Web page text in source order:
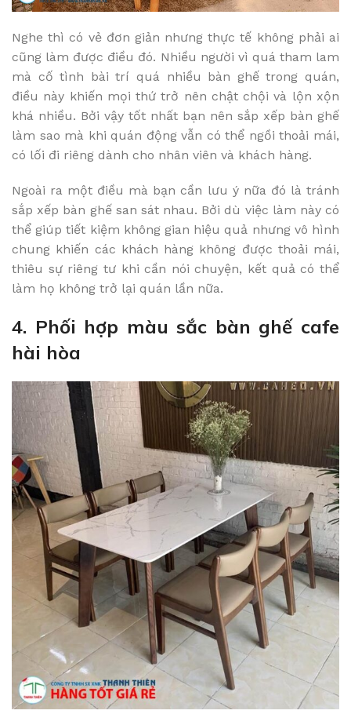
Nghe thì có vẻ đơn giản nhưng thực tế không phải ai
cũng làm được điều đó. Nhiều người vì quá tham lam
mà cố tình bài trí quá nhiều bàn ghế trong quán,
điều này khiến mọi thứ trở nên chật chội và lộn xộn
khá nhiều. Bởi vậy tốt nhất bạn nên sắp xếp bàn ghế
làm sao mà khi quán động vẫn có thể ngồi thoải mái,
có lối đi riêng dành cho nhân viên và khách hàng.
Ngoài ra một điều mà bạn cần lưu ý nữa đó là tránh
sắp xếp bàn ghế san sát nhau. Bởi dù việc làm này có
thể giúp tiết kiệm không gian hiệu quả nhưng vô hình
chung khiến các khách hàng không được thoải mái,
thiêu sự riêng tư khi cần nói chuyện, kết quả có thể
làm họ không trở lại quán lần nữa.
4. Phối hợp màu sắc bàn ghế cafe
hài hòa